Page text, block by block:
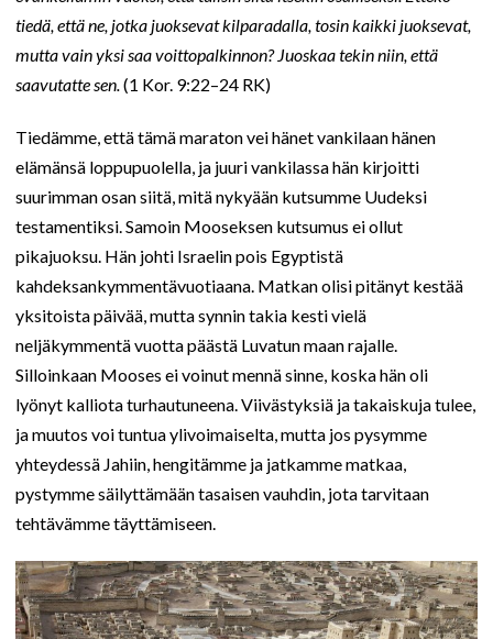
tiedä, että ne, jotka juoksevat kilparadalla, tosin kaikki juoksevat,
mutta vain yksi saa voittopalkinnon? Juoskaa tekin niin, että
saavutatte sen.(1 Kor. 9:22–24 RK)
Tiedämme, että tämä maraton vei hänet vankilaan hänen
elämänsä loppupuolella, ja juuri vankilassa hän kirjoitti
suurimman osan siitä, mitä nykyään kutsumme Uudeksi
testamentiksi. Samoin Mooseksen kutsumus ei ollut
pikajuoksu. Hän johti Israelin pois Egyptistä
kahdeksankymmentävuotiaana. Matkan olisi pitänyt kestää
yksitoista päivää, mutta synnin takia kesti vielä
neljäkymmentä vuotta päästä Luvatun maan rajalle.
Silloinkaan Mooses ei voinut mennä sinne, koska hän oli
lyönyt kalliota turhautuneena. Viivästyksiä ja takaiskuja tulee,
ja muutos voi tuntua ylivoimaiselta, mutta jos pysymme
yhteydessä Jahiin, hengitämme ja jatkamme matkaa,
pystymme säilyttämään tasaisen vauhdin, jota tarvitaan
tehtävämme täyttämiseen.